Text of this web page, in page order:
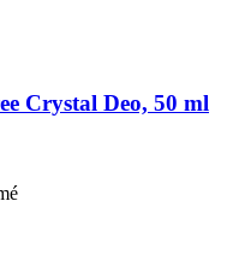
Crystal Deo, 50 ml